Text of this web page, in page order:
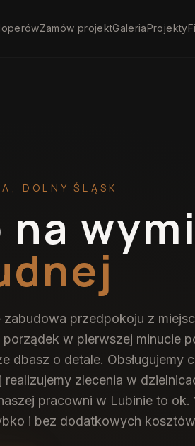
Zamów projektGaleriaProjekty
, DOLNY ŚLĄSK
na
przedpokoju z
w pierwszej minucie
dbasz o detale. Obsługujemy
zlecenia w
pracowni w Lubinie to ok.
i bez dodatkowych